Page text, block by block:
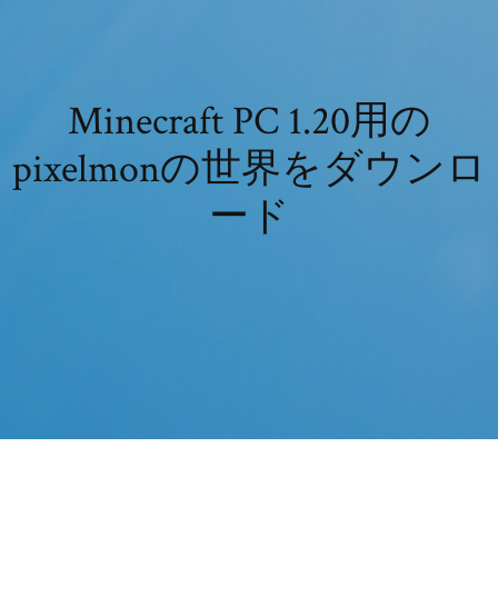
Minecraft PC 1.20用の
pixelmonの世界をダウンロ
ード